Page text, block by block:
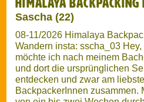
Wandern insta: sscha_03 Hey, im
möchte ich nach meinem
und dort die ursprünglichen
entdecken und zwar am liebsten
BackpackerInnen zusammen.
von ein bis zwei Wochen durch
wandern, mal über gebahnte
alpinen weglosen Terrain. Für
PartnerInnen,
unbedingt nötig. ... mehr